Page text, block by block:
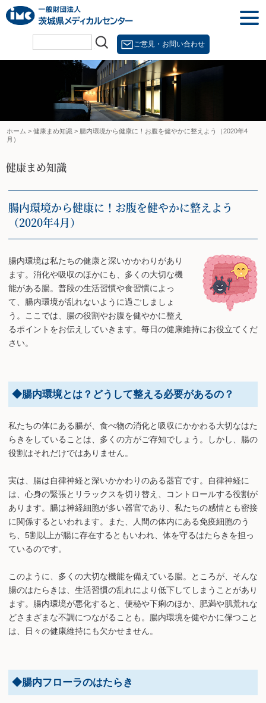
Skip
to
content
ご意見・お問い合わせ
ホーム > 健康まめ知識 > 腸内環境から健康に！お腹を健やかに整えよう（2020年4
月）
健康まめ知識
腸内環境から健康に！お腹を健やかに整えよう
（2020年4月）
腸内環境は私たちの健康と深いかかわりがあり
ます。消化や吸収のほかにも、多くの大切な機
能がある腸。普段の生活習慣や食習慣によっ
て、腸内環境が乱れないように過ごしましょ
う。ここでは、腸の役割やお腹を健やかに整え
るポイントをお伝えしていきます。毎日の健康維持にお役立てくだ
さい。
◆腸内環境とは？どうして整える必要があるの？
私たちの体にある腸が、食べ物の消化と吸収にかかわる大切なはた
らきをしていることは、多くの方がご存知でしょう。しかし、腸の
役割はそれだけではありません。
実は、腸は自律神経と深いかかわりのある器官です。自律神経に
は、心身の緊張とリラックスを切り替え、コントロールする役割が
あります。腸は神経細胞が多い器官であり、私たちの感情とも密接
に関係するといわれます。また、人間の体内にある免疫細胞のう
ち、5割以上が腸に存在するともいわれ、体を守るはたらきを担っ
ているのです。
このように、多くの大切な機能を備えている腸。ところが、そんな
腸のはたらきは、生活習慣の乱れにより低下してしまうことがあり
ます。腸内環境が悪化すると、便秘や下痢のほか、肥満や肌荒れな
どさまざまな不調につながることも。腸内環境を健やかに保つこと
は、日々の健康維持にも欠かせません。
◆腸内フローラのはたらき